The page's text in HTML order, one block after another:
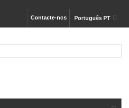
Português PT
Contacte-nos